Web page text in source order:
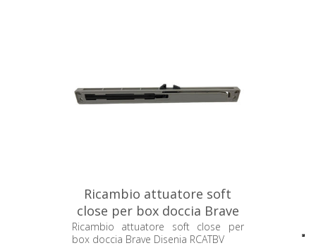
Ricambio attuatore soft
close per box doccia Brave
Disenia RCATBV
Ricambio attuatore soft close per
box doccia Brave Disenia RCATBV